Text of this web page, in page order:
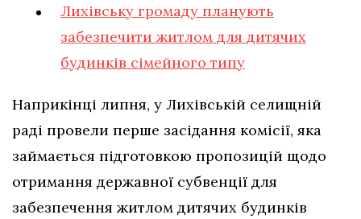
Лихівську громаду планують
забезпечити житлом для дитячих
будинків сімейного типу
Наприкінці липня, у Лихівській селищній
раді провели перше засідання комісії, яка
займається підготовкою пропозицій щодо
отримання державної субвенції для
забезпечення житлом дитячих будинків